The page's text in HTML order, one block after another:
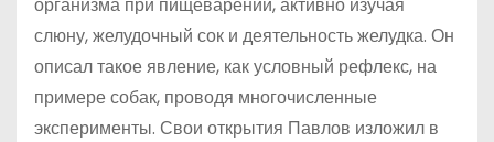
слюну, желудочный сок и деятельность желудка. Он
описал такое явление, как условный рефлекс, на
примере собак, проводя многочисленные
эксперименты. Свои открытия Павлов изложил в